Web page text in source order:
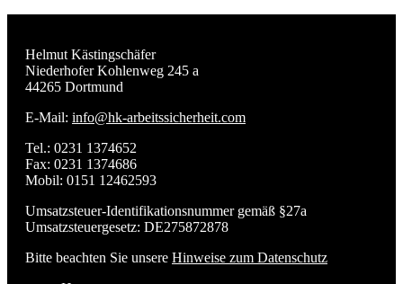
Helmut Kästingschäfer
Niederhofer Kohlenweg 245 a
44265 Dortmund
E-Mail: info@hk-arbeitssicherheit.com
Tel.: 0231 1374652
Fax: 0231 1374686
Mobil: 0151 12462593
Umsatzsteuer-Identifikationsnummer gemäß §27a
Umsatzsteuergesetz: DE275872878
Bitte beachten Sie unsere Hinweise zum Datenschutz